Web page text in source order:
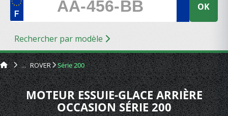
OK
Rechercher par modèle
ROVER Série 200
MOTEUR ESSUIE-GLACE ARRIÈRE
OCCASION SÉRIE 200